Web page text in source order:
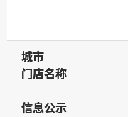
城市
城市
门店名称
门店名称
信息公示
信息公示